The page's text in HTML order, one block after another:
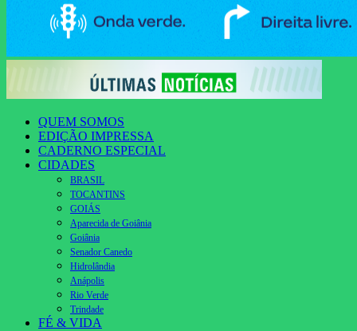
QUEM SOMOS
EDIÇÃO IMPRESSA
CADERNO ESPECIAL
CIDADES
BRASIL
TOCANTINS
GOIÁS
Aparecida de Goiânia
Goiânia
Senador Canedo
Hidrolândia
Anápolis
Rio Verde
Trindade
FÉ & VIDA